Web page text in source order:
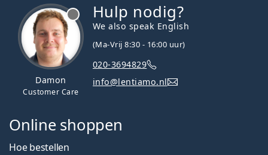
Damon
Customer Care
Hulp nodig?
We also speak English
(Ma-Vrij 8:30 - 16:00 uur)
020-3694829
info@lentiamo.nl
Online shoppen
Hoe bestellen